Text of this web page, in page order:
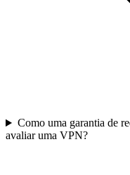
Como uma garantia de
avaliar uma VPN?